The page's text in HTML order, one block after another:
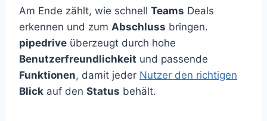
Am Ende zählt, wie schnell Teams Deals
erkennen und zum Abschluss bringen.
pipedrive überzeugt durch hohe
Benutzerfreundlichkeit und passende
Funktionen, damit jeder Nutzer den richtigen
Blick auf den Status behält.